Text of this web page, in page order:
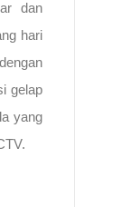
dan
hari
gelap
yang